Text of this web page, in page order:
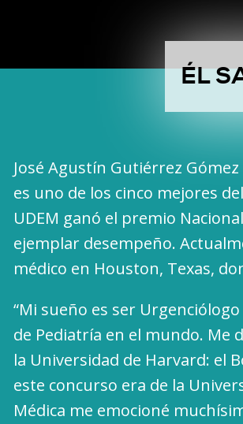
ÉL
José Agustín Gutiérrez
es uno de los cinco mejores
UDEM ganó el premio
ejemplar desempeño.
médico en Houston, Texas,
“Mi sueño es ser
de Pediatría en el mundo. Me
la Universidad de Harvard: el
este concurso era de la
Médica me emocioné